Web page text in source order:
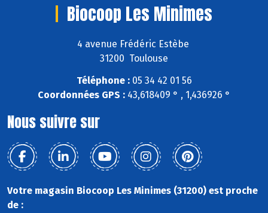
Biocoop Les Minimes
4 avenue Frédéric Estèbe
31200 Toulouse
Téléphone :05 34 42 01 56
Coordonnées GPS : 43,618409 ° , 1,436926 °
Nous suivre sur
Votre magasin Biocoop Les Minimes (31200) est proche
de :